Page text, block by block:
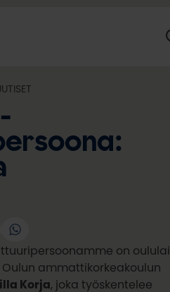
WhatsApp
on
ammattikorkeakoulun
Korja , joka työskentelee